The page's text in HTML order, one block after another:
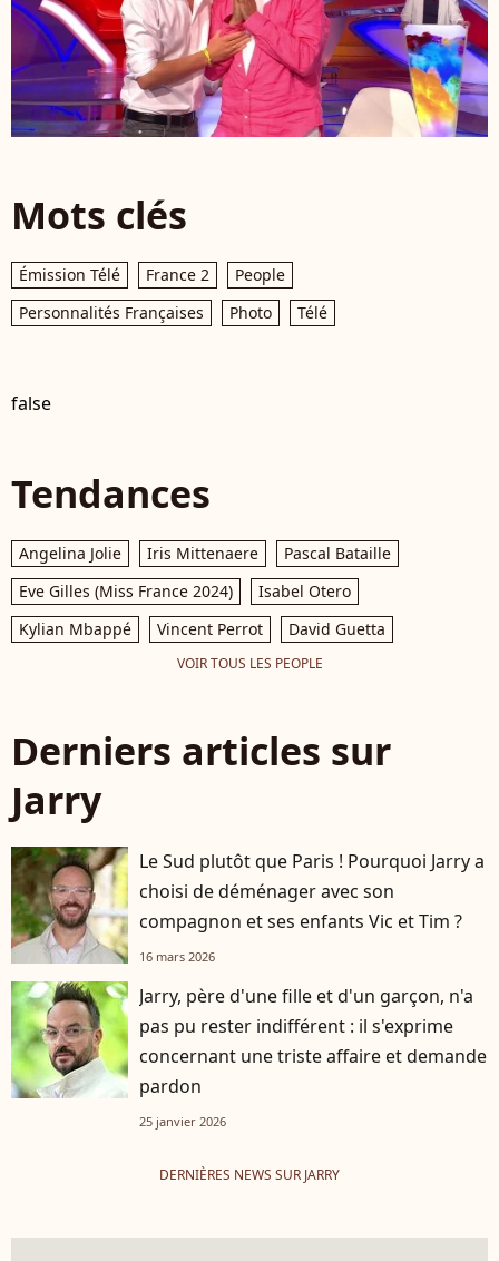
Mots clés
Émission Télé France 2
People
Personnalités Françaises
Photo Télé
false
Tendances
Angelina Jolie Iris Mittenaere
Pascal Bataille
Eve Gilles (Miss France 2024)
Isabel Otero
Kylian Mbappé
Vincent Perrot David Guetta
VOIR TOUS LES PEOPLE
Derniers articles sur
Jarry
Le Sud plutôt que Paris ! Pourquoi Jarry a
choisi de déménager avec son
compagnon et ses enfants Vic et Tim ?
16 mars 2026
Jarry, père d'une fille et d'un garçon, n'a
pas pu rester indifférent : il s'exprime
concernant une triste affaire et demande
pardon
25 janvier 2026
DERNIÈRES NEWS SUR JARRY